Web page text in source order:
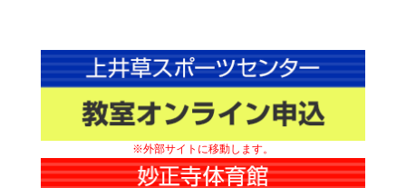
※外部サイトに移動します。